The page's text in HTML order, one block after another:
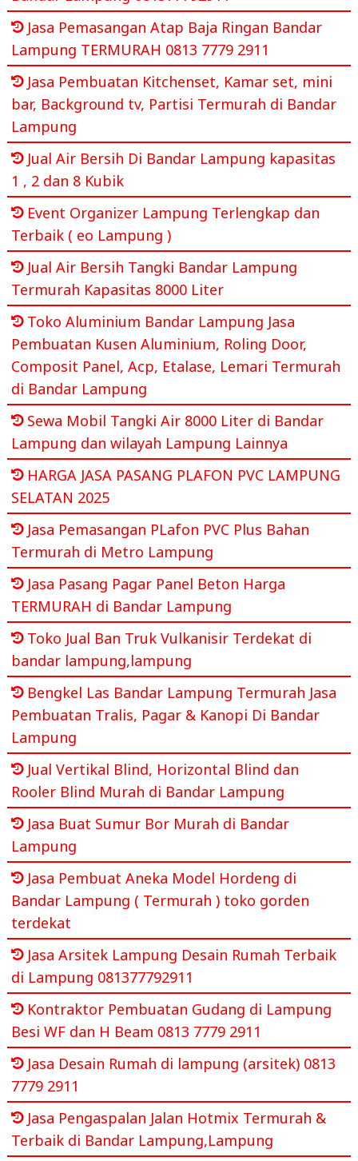
Jasa Pemasangan Atap Baja Ringan Bandar
Lampung TERMURAH 0813 7779 2911
Jasa Pembuatan Kitchenset, Kamar set, mini
bar, Background tv, Partisi Termurah di Bandar
Lampung
Jual Air Bersih Di Bandar Lampung kapasitas
1 , 2 dan 8 Kubik
Event Organizer Lampung Terlengkap dan
Terbaik ( eo Lampung )
Jual Air Bersih Tangki Bandar Lampung
Termurah Kapasitas 8000 Liter
Toko Aluminium Bandar Lampung Jasa
Pembuatan Kusen Aluminium, Roling Door,
Composit Panel, Acp, Etalase, Lemari Termurah
di Bandar Lampung
Sewa Mobil Tangki Air 8000 Liter di Bandar
Lampung dan wilayah Lampung Lainnya
HARGA JASA PASANG PLAFON PVC LAMPUNG
SELATAN 2025
Jasa Pemasangan PLafon PVC Plus Bahan
Termurah di Metro Lampung
Jasa Pasang Pagar Panel Beton Harga
TERMURAH di Bandar Lampung
Toko Jual Ban Truk Vulkanisir Terdekat di
bandar lampung,lampung
Bengkel Las Bandar Lampung Termurah Jasa
Pembuatan Tralis, Pagar & Kanopi Di Bandar
Lampung
Jual Vertikal Blind, Horizontal Blind dan
Rooler Blind Murah di Bandar Lampung
Jasa Buat Sumur Bor Murah di Bandar
Lampung
Jasa Pembuat Aneka Model Hordeng di
Bandar Lampung ( Termurah ) toko gorden
terdekat
Jasa Arsitek Lampung Desain Rumah Terbaik
di Lampung 081377792911
Kontraktor Pembuatan Gudang di Lampung
Besi WF dan H Beam 0813 7779 2911
Jasa Desain Rumah di lampung (arsitek) 0813
7779 2911
Jasa Pengaspalan Jalan Hotmix Termurah &
Terbaik di Bandar Lampung,Lampung